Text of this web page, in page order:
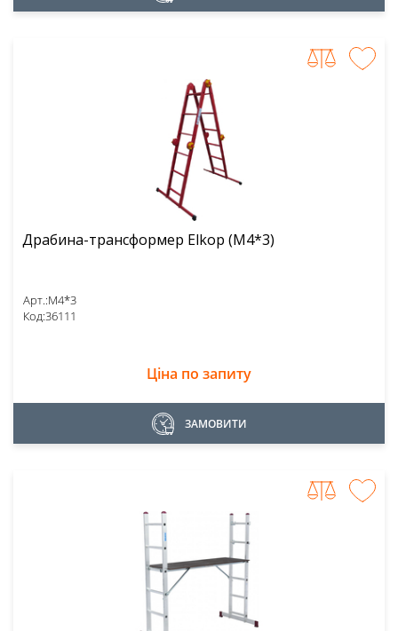
Драбина-трансформер Elkop (М4*3)
Арт.:М4*3
Код:36111
Ціна по запиту
ЗАМОВИТИ